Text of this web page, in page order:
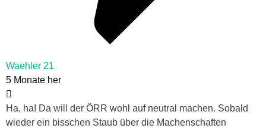
Waehler 21
5 Monate her
Ha, ha! Da will der ÖRR wohl auf neutral machen. Sobald
wieder ein bisschen Staub über die Machenschaften